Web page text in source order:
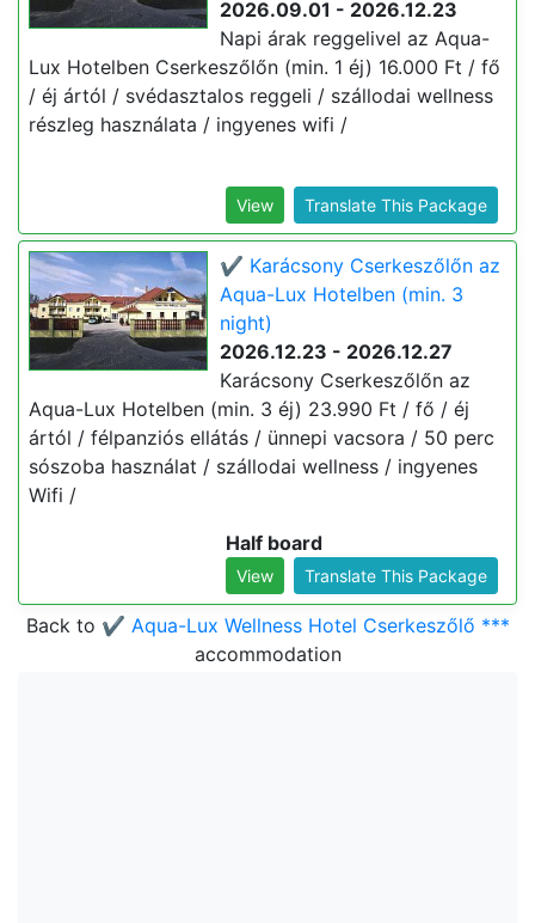
2026.09.01 - 2026.12.23
Napi árak reggelivel az Aqua-
Lux Hotelben Cserkeszőlőn (min. 1 éj) 16.000 Ft / fő
/ éj ártól / svédasztalos reggeli / szállodai wellness
részleg használata / ingyenes wifi /
View Translate This Package
✔️ Karácsony Cserkeszőlőn az
Aqua-Lux Hotelben (min. 3
night)
2026.12.23 - 2026.12.27
Karácsony Cserkeszőlőn az
Aqua-Lux Hotelben (min. 3 éj) 23.990 Ft / fő / éj
ártól / félpanziós ellátás / ünnepi vacsora / 50 perc
sószoba használat / szállodai wellness / ingyenes
Wifi /
Half board
View Translate This Package
Back to ✔️ Aqua-Lux Wellness Hotel Cserkeszőlő ***
accommodation